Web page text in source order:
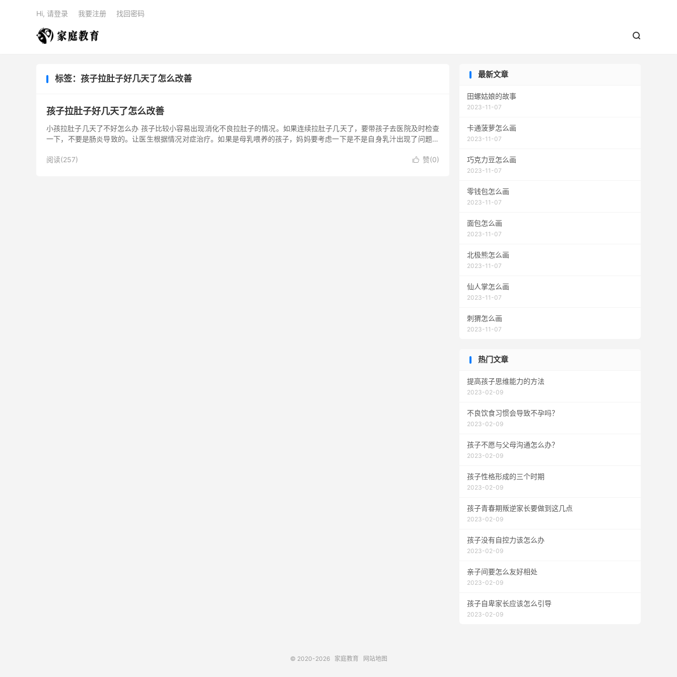

Hi, 请登录 我要注册 找回密码
标签：孩子拉肚子好几天了怎么改善
孩子拉肚子好几天了怎么改善
小孩拉肚子几天了不好怎么办 孩子比较小容易出现消化不良拉肚子的情况。如果连续拉肚子几天了，要带孩子去医院及时检查
一下，不要是肠炎导致的。让医生根据情况对症治疗。如果是母乳喂养的孩子，妈妈要考虑一下是不是自身乳汁出现了问题，
 赞(0)
阅读(257)
最新文章
田螺姑娘的故事
2023-11-07
卡通菠萝怎么画
2023-11-07
巧克力豆怎么画
2023-11-07
零钱包怎么画
2023-11-07
面包怎么画
2023-11-07
北极熊怎么画
2023-11-07
仙人掌怎么画
2023-11-07
刺猬怎么画
2023-11-07
热门文章
提高孩子思维能力的方法
2023-02-09
不良饮食习惯会导致不孕吗？
2023-02-09
孩子不愿与父母沟通怎么办？
2023-02-09
孩子性格形成的三个时期
2023-02-09
孩子青春期叛逆家长要做到这几点
2023-02-09
孩子没有自控力该怎么办
2023-02-09
亲子间要怎么友好相处
2023-02-09
孩子自卑家长应该怎么引导
2023-02-09
© 2020-2026 家庭教育 网站地图